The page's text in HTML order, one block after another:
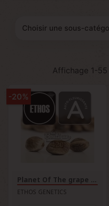
Affichage 1-
Planet Of The grape Auto
ETHOS GENETICS
-20%